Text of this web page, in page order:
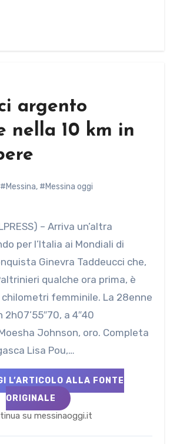
argento
nella 10 km in
#Messina, #Messina oggi
per l’Italia ai Mondiali di
Ginevra Taddeucci che,
qualche ora prima, è
femminile. La 28enne
a 4″40
Johnson, oro. Completa
Lisa Pou,…
L’ARTICOLO ALLA FONTE
ORIGINALE
su messinaoggi.it